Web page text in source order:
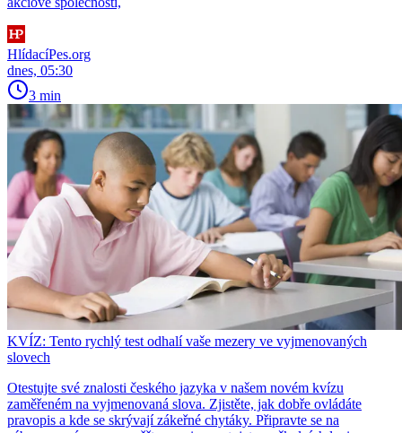
HlídacíPes.org
dnes, 05:30
3 min
KVÍZ: Tento rychlý test odhalí vaše mezery ve vyjmenovaných
slovech
Otestujte své znalosti českého jazyka v našem novém kvízu
zaměřeném na vyjmenovaná slova. Zjistěte, jak dobře ovládáte
pravopis a kde se skrývají zákeřné chytáky. Připravte se na